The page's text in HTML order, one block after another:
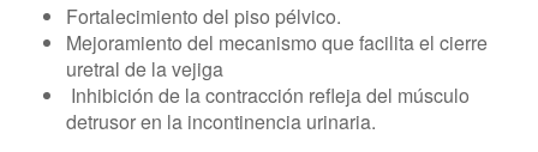
Fortalecimiento del piso pélvico.
Mejoramiento del mecanismo que facilita el cierre
uretral de la vejiga
Inhibición de la contracción refleja del músculo
detrusor en la incontinencia urinaria.